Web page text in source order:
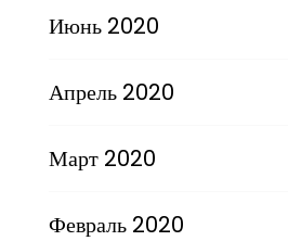
Июнь 2020
Апрель 2020
Март 2020
Февраль 2020